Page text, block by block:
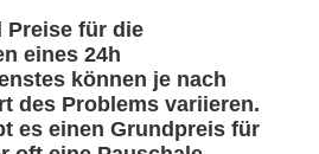
Preise für die
eines 24h
können je nach
des Problems variieren.
es einen Grundpreis für